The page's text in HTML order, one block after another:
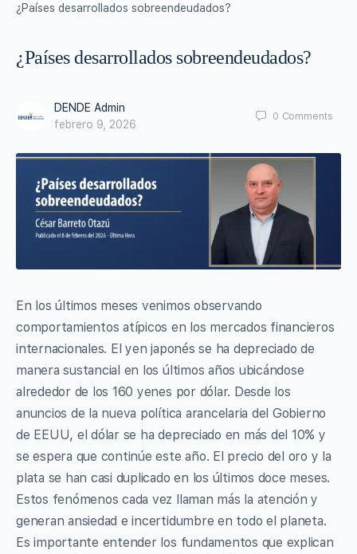
¿Países desarrollados sobreendeudados?
¿Países desarrollados sobreendeudados?
DENDE Admin
febrero 9, 2026
0 Comments
En los últimos meses venimos observando
comportamientos atípicos en los mercados financieros
internacionales. El yen japonés se ha depreciado de
manera sustancial en los últimos años ubicándose
alrededor de los 160 yenes por dólar. Desde los
anuncios de la nueva política arancelaria del Gobierno
de EEUU, el dólar se ha depreciado en más del 10% y
se espera que continúe este año. El precio del oro y la
plata se han casi duplicado en los últimos doce meses.
Estos fenómenos cada vez llaman más la atención y
generan ansiedad e incertidumbre en todo el planeta.
Es importante entender los fundamentos que explican